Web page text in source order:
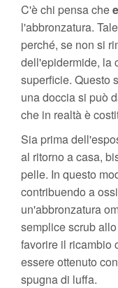
C'è chi pensa che
l'abbronzatura.
perché, se non si
dell'epidermide, la
superficie. Questo
una doccia si può
che in realtà è
Sia prima
al ritorno a casa,
pelle. In questo
contribuendo a
un'abbronzatura
semplice scrub
favorire il ricambio
essere ottenuto
spugna di luffa.